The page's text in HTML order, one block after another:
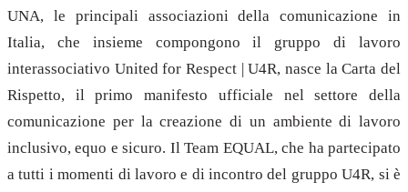
UNA, le principali associazioni della comunicazione in
Italia, che insieme compongono il gruppo di lavoro
interassociativo United for Respect | U4R, nasce la Carta del
Rispetto, il primo manifesto ufficiale nel settore della
comunicazione per la creazione di un ambiente di lavoro
inclusivo, equo e sicuro. Il Team EQUAL, che ha partecipato
a tutti i momenti di lavoro e di incontro del gruppo U4R, si è